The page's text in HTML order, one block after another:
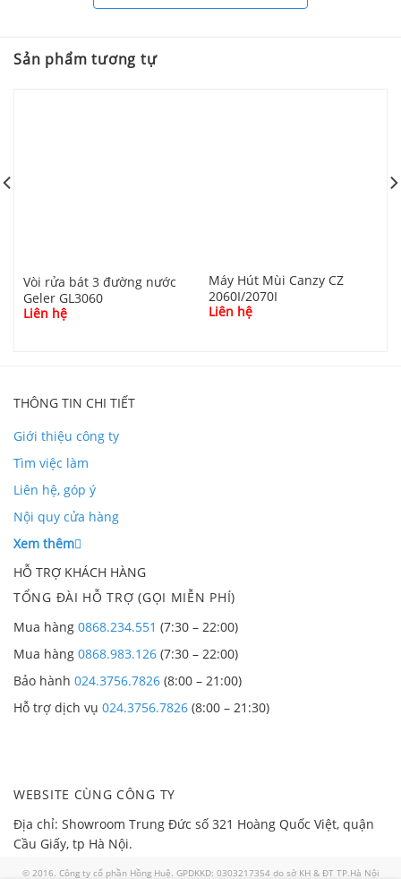
Sản phẩm tương tự
Vòi rửa bát 3 đường nước
Geler GL3060
Liên hệ
Máy Hút Mùi Canzy CZ
2060I/2070I
Liên hệ
THÔNG TIN CHI TIẾT
Giới thiệu công ty
Tìm việc làm
Liên hệ, góp ý
Nội quy cửa hàng
Xem thêm
HỖ TRỢ KHÁCH HÀNG
TỔNG ĐÀI HỖ TRỢ (GỌI MIỄN PHÍ)
Mua hàng 0868.234.551 (7:30 – 22:00)
Mua hàng 0868.983.126 (7:30 – 22:00)
Bảo hành 024.3756.7826 (8:00 – 21:00)
Hỗ trợ dịch vụ 024.3756.7826 (8:00 – 21:30)
WEBSITE CÙNG CÔNG TY
Địa chỉ: Showroom Trung Đức số 321 Hoàng Quốc Việt, quận
Cầu Giấy, tp Hà Nội.
© 2016. Công ty cổ phần Hồng Huệ. GPDKKD: 0303217354 do sở KH & ĐT TP.Hà Nội